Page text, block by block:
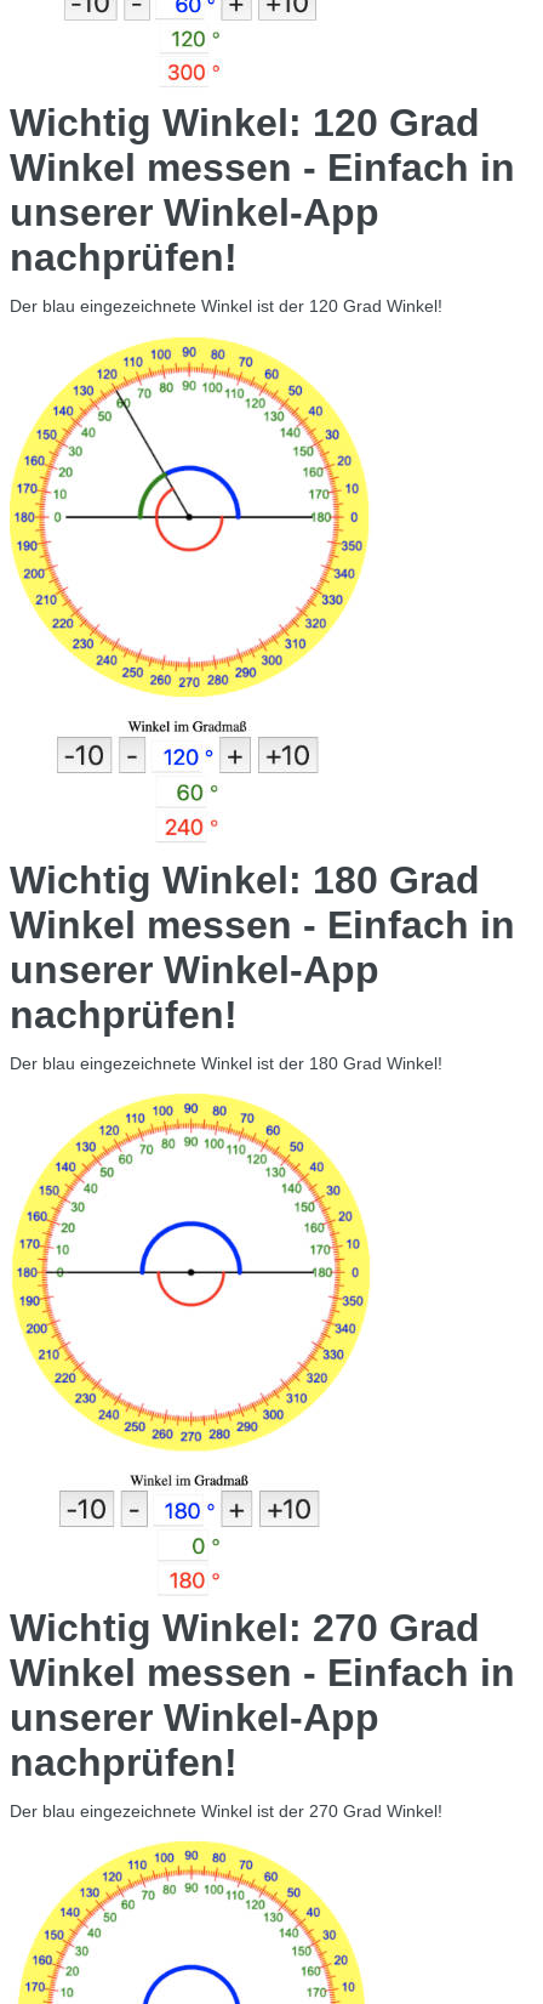
Wichtig Winkel: 120 Grad
Winkel messen - Einfach in
unserer Winkel-App
nachprüfen!
Der blau eingezeichnete Winkel ist der 120 Grad Winkel!
Wichtig Winkel: 180 Grad
Winkel messen - Einfach in
unserer Winkel-App
nachprüfen!
Der blau eingezeichnete Winkel ist der 180 Grad Winkel!
Wichtig Winkel: 270 Grad
Winkel messen - Einfach in
unserer Winkel-App
nachprüfen!
Der blau eingezeichnete Winkel ist der 270 Grad Winkel!